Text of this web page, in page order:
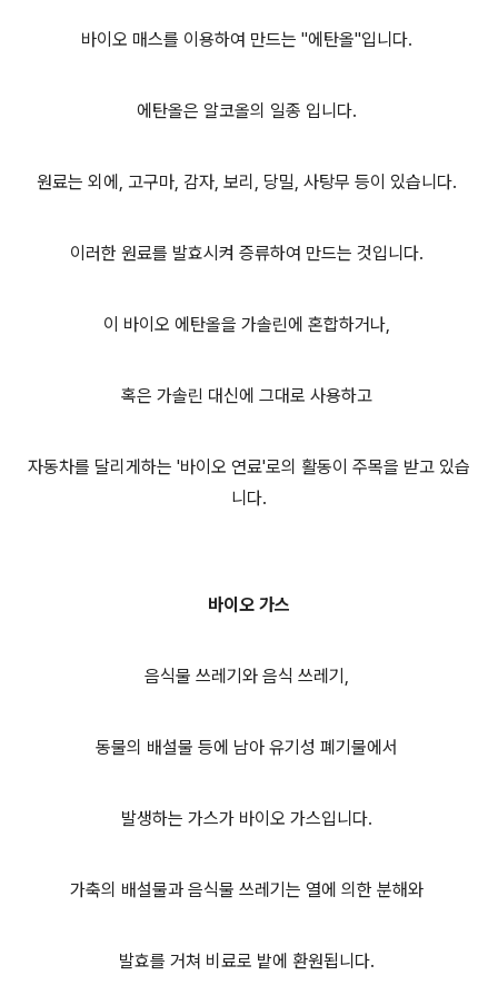
바이오 매스를 이용하여 만드는 "에탄올"입니다.
에탄올은 알코올의 일종 입니다.
원료는 외에, 고구마, 감자, 보리, 당밀, 사탕무 등이 있습니다.
이러한 원료를 발효시켜 증류하여 만드는 것입니다.
이 바이오 에탄올을 가솔린에 혼합하거나,
혹은 가솔린 대신에 그대로 사용하고
자동차를 달리게하는 '바이오 연료'로의 활동이 주목을 받고 있습
니다.
바이오 가스
음식물 쓰레기와 음식 쓰레기,
동물의 배설물 등에 남아 유기성 폐기물에서
발생하는 가스가 바이오 가스입니다.
가축의 배설물과 음식물 쓰레기는 열에 의한 분해와
발효를 거쳐 비료로 밭에 환원됩니다.